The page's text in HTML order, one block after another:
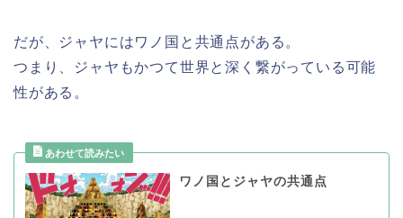
だが、ジャヤにはワノ国と共通点がある。
つまり、ジャヤもかつて世界と深く繋がっている可能
性がある。
ワノ国とジャヤの共通点